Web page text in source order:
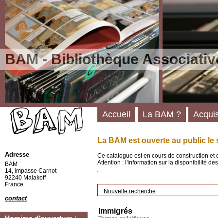
BAM - Bibliothèque
La BAM est ouverte au public le
Ce catalogue est en cours de construction
Attention : l'information sur la disponibilité
Nouvelle recherche
Immigrés
Accueil La BAM ?
Adresse
BAM
14, impasse Carnot
92240 Malakoff
France
contact